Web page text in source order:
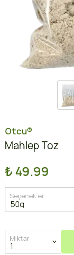
Otcu®
Mahlep Toz
₺ 49.99
Seçenekler
Miktar